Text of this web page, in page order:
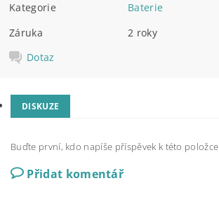
Kategorie
Baterie
Záruka
2 roky
Dotaz
DISKUZE
Buďte první, kdo napíše příspěvek k této položce.
Přidat komentář